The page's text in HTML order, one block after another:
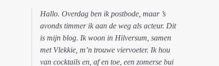
Hallo. Overdag ben ik postbode, maar ’s
avonds timmer ik aan de weg als acteur. Dit
is mijn blog. Ik woon in Hilversum, samen
met Vlekkie, m’n trouwe viervoeter. Ik hou
van cocktails en, af en toe, een zomerse bui